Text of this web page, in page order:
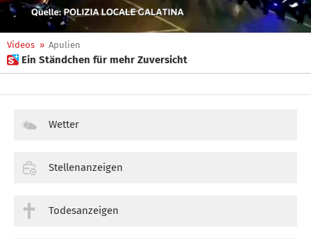
Videos » Apulien
 Ein Ständchen für mehr Zuversicht
Wetter
Stellenanzeigen
Todesanzeigen